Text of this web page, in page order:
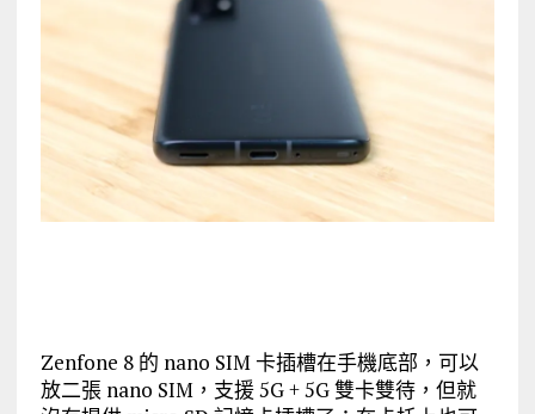
Zenfone 8 的 nano SIM 卡插槽在手機底部，可以
放二張 nano SIM，支援 5G + 5G 雙卡雙待，但就